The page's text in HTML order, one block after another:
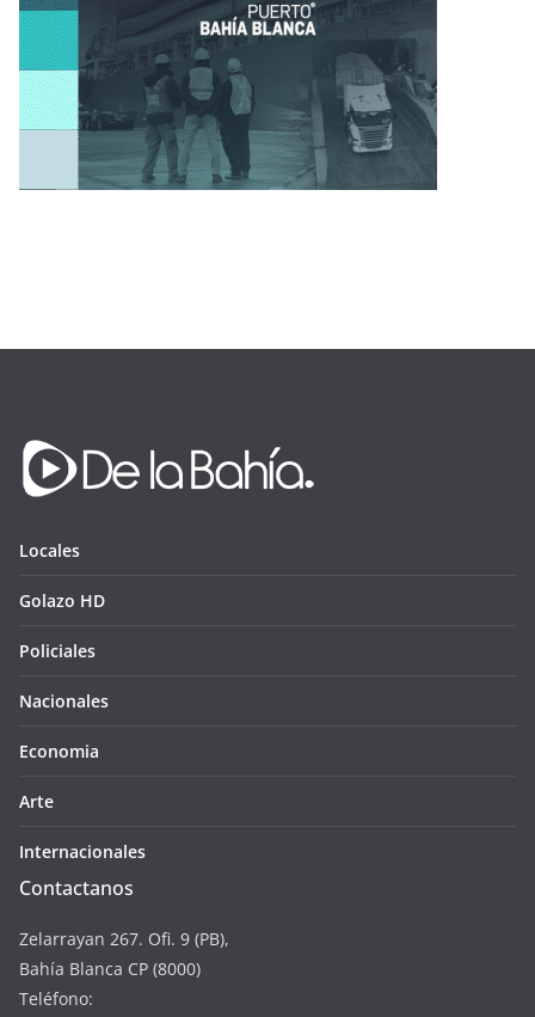
Locales
Golazo HD
Policiales
Nacionales
Economia
Arte
Internacionales
Contactanos
Zelarrayan 267. Ofi. 9 (PB),
Bahía Blanca CP (8000)
Teléfono: